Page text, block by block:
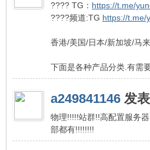
???? TG： https://t.me/
????频道:TG https://t.me/
香港/美国/日本/新加坡/马
下面是各种产品分类.有需
a249841146 发
物理!!!!!站群!!高配置服务
部都有!!!!!!!!